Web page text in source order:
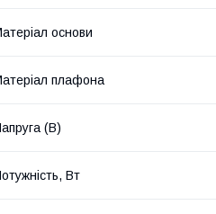
основи
плафона
(В)
Вт